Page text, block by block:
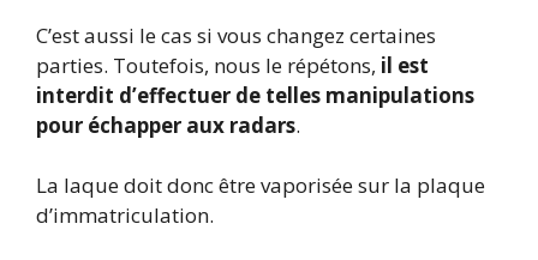
C’est aussi le cas si vous changez certaines
parties. Toutefois, nous le répétons, il est
interdit d’effectuer de telles manipulations
pour échapper aux radars.
La laque doit donc être vaporisée sur la plaque
d’immatriculation.